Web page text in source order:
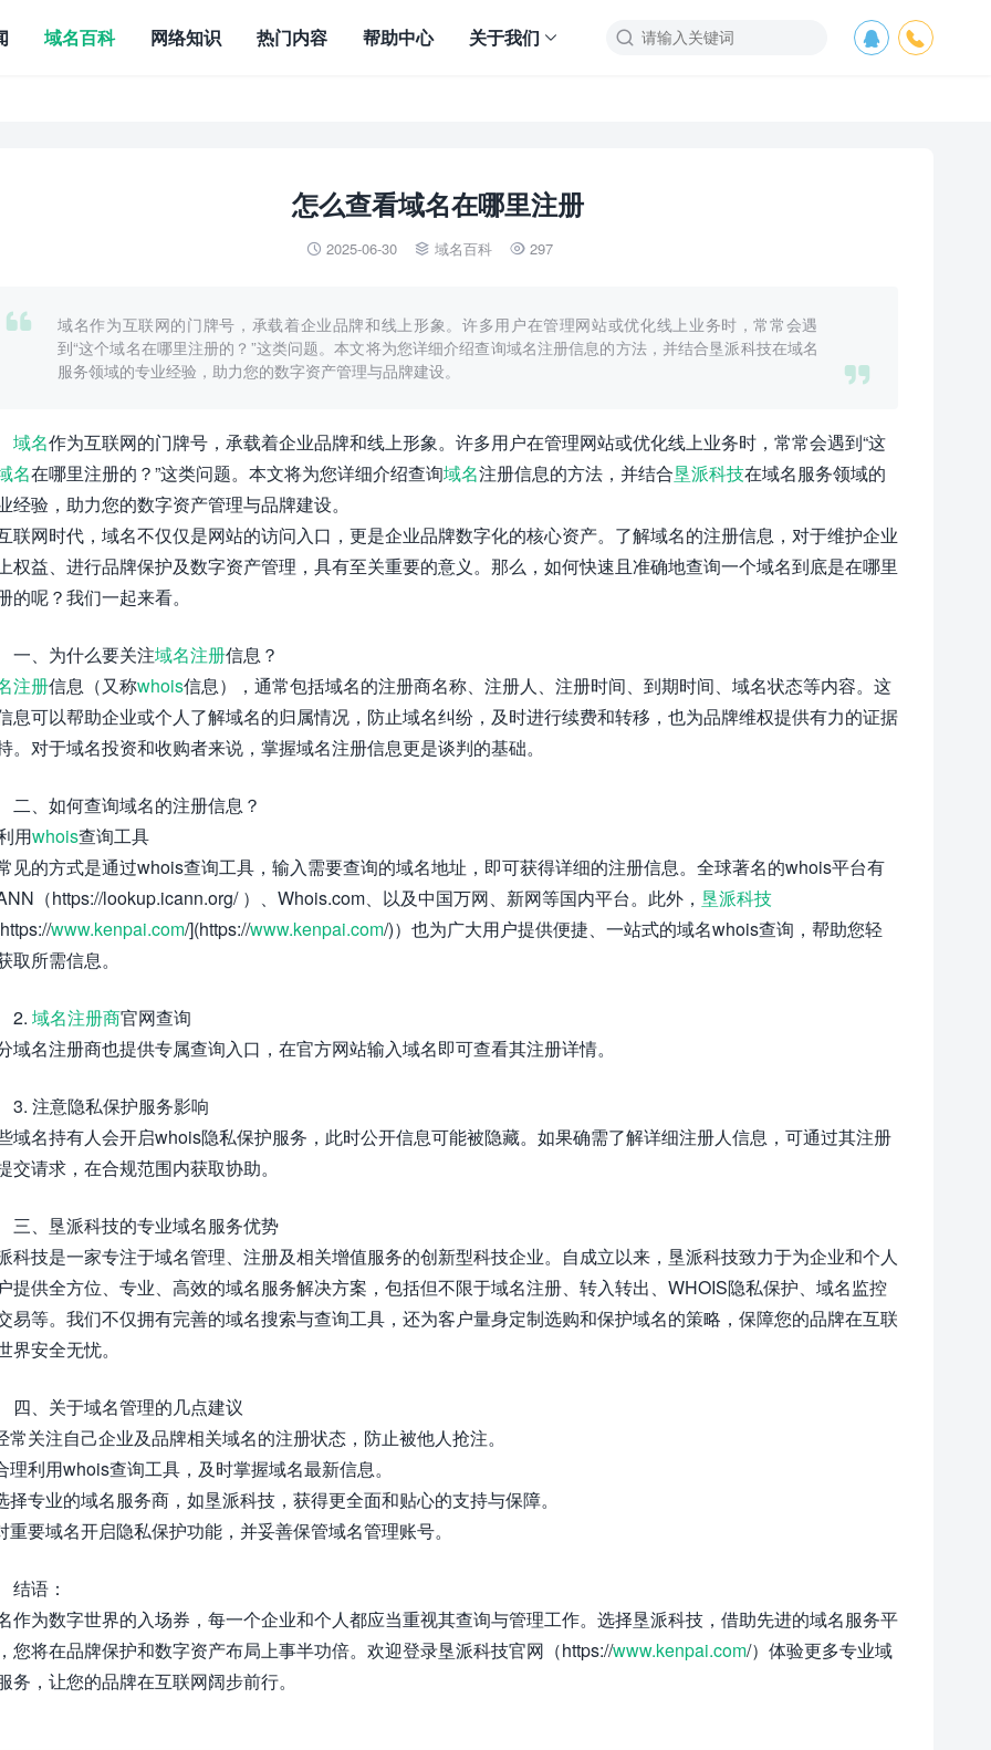
 

域名百科 网络知识 热门内容 帮助中心 关于我们
怎么查看域名在哪里注册
 2025-06-30  域名百科  297


域名作为互联网的门牌号，承载着企业品牌和线上形象。许多用户在管理网站或优化线上业务时，常常会遇
到“这个域名在哪里注册的？”这类问题。本文将为您详细介绍查询域名注册信息的方法，并结合垦派科技在域名
服务领域的专业经验，助力您的数字资产管理与品牌建设。
域名作为互联网的门牌号，承载着企业品牌和线上形象。许多用户在管理网站或优化线上业务时，常常会遇到“这
名在哪里注册的？”这类问题。本文将为您详细介绍查询域名注册信息的方法，并结合垦派科技在域名服务领域的
经验，助力您的数字资产管理与品牌建设。
联网时代，域名不仅仅是网站的访问入口，更是企业品牌数字化的核心资产。了解域名的注册信息，对于维护企业
权益、进行品牌保护及数字资产管理，具有至关重要的意义。那么，如何快速且准确地查询一个域名到底是在哪里
的呢？我们一起来看。
一、为什么要关注域名注册信息？
注册信息（又称whois信息），通常包括域名的注册商名称、注册人、注册时间、到期时间、域名状态等内容。这
息可以帮助企业或个人了解域名的归属情况，防止域名纠纷，及时进行续费和转移，也为品牌维权提供有力的证据
。对于域名投资和收购者来说，掌握域名注册信息更是谈判的基础。
二、如何查询域名的注册信息？
用whois查询工具
见的方式是通过whois查询工具，输入需要查询的域名地址，即可获得详细的注册信息。全球著名的whois平台有
（https://lookup.icann.org/ ）、Whois.com、以及中国万网、新网等国内平台。此外， 垦派科技
www.kenpai.com/](https://www.kenpai.com/)）也为广大用户提供便捷、一站式的域名whois查询，帮助您轻
取所需信息。
2. 域名注册商官网查询
域名注册商也提供专属查询入口，在官方网站输入域名即可查看其注册详情。
3. 注意隐私保护服务影响
域名持有人会开启whois隐私保护服务，此时公开信息可能被隐藏。如果确需了解详细注册人信息，可通过其注册
交请求，在合规范围内获取协助。
三、垦派科技的专业域名服务优势
科技是一家专注于域名管理、注册及相关增值服务的创新型科技企业。自成立以来，垦派科技致力于为企业和个人
提供全方位、专业、高效的域名服务解决方案，包括但不限于域名注册、转入转出、WHOIS隐私保护、域名监控
易等。我们不仅拥有完善的域名搜索与查询工具，还为客户量身定制选购和保护域名的策略，保障您的品牌在互联
界安全无忧。
四、关于域名管理的几点建议
常关注自己企业及品牌相关域名的注册状态，防止被他人抢注。
理利用whois查询工具，及时掌握域名最新信息。
择专业的域名服务商，如垦派科技，获得更全面和贴心的支持与保障。
重要域名开启隐私保护功能，并妥善保管域名管理账号。
结语：
作为数字世界的入场券，每一个企业和个人都应当重视其查询与管理工作。选择垦派科技，借助先进的域名服务平
您将在品牌保护和数字资产布局上事半功倍。欢迎登录垦派科技官网（https://www.kenpai.com/）体验更多专业域
务，让您的品牌在互联网阔步前行。